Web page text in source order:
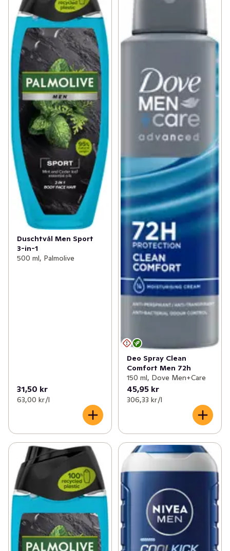
Duschtvål Men Sport
3-in-1
500 ml, Palmolive
31,50 kr
63,00 kr /l
Deo Spray Clean
Comfort Men 72h
150 ml, Dove Men+Care
45,95 kr
306,33 kr /l